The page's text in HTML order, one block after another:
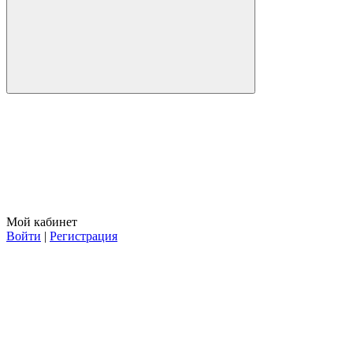
Мой кабинет
Войти | Регистрация